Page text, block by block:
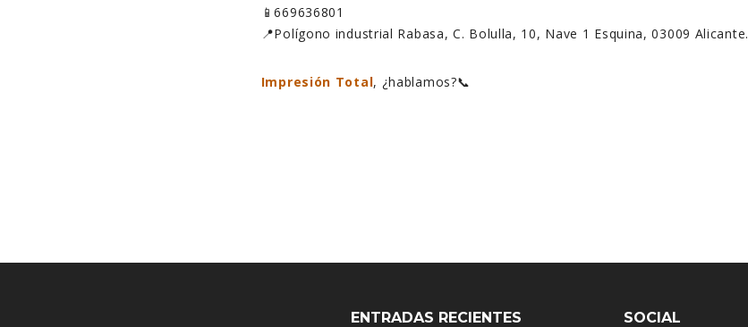
📱669636801
📍Polígono industrial Rabasa, C. Bolulla, 10, Nave 1 Esquina, 03009 Alicante.
Impresión Total, ¿hablamos?📞
ENTRADAS RECIENTES SOCIAL